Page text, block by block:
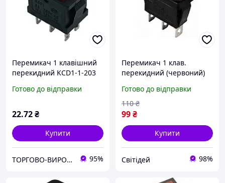
Перемикач 1 клавішний
перекидний KCD1-1-203
Готово до відправки
22.72₴
Купити
ТОРГОВО-ВИРОБНИЧА КОН­СТРУ­КТОР­СЬКА КОМПАНІЯ “ШАТТЛ" 95%
Перемикач 1 клав.
перекидний (червоний)
Готово до відправки
99₴
110 ₴
Купити
Світідей 98%